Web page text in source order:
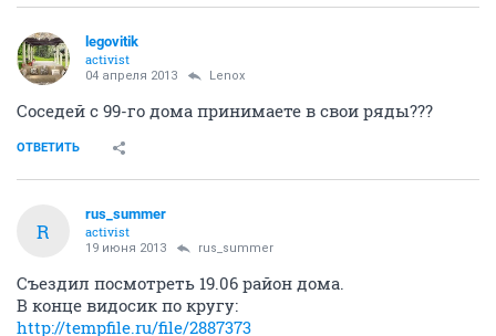
legovitik
activist
04 апреля 2013 Lenox
Соседей с 99-го дома принимаете в свои ряды???
ОТВЕТИТЬ
R
rus_summer
activist
19 июня 2013 rus_summer
Съездил посмотреть 19.06 район дома.
В конце видосик по кругу:
http://tempfile.ru/file/2887373